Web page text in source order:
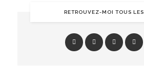
RETROUVEZ-MOI TOUS